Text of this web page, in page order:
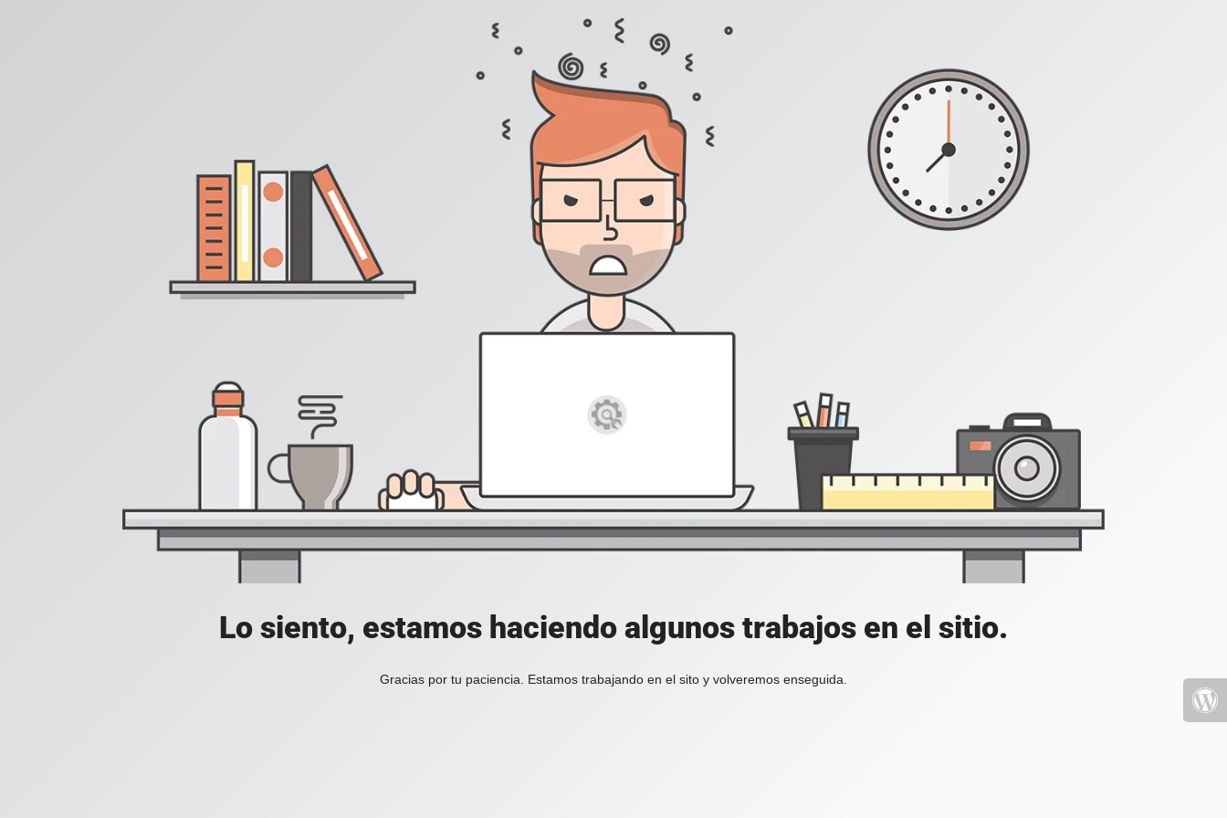
Lo siento, estamos haciendo algunos trabajos en el sitio.
Gracias por tu paciencia. Estamos trabajando en el sito y volveremos enseguida.